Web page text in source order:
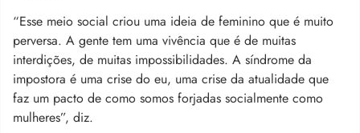
“Esse meio social criou uma ideia de feminino que é muito
perversa. A gente tem uma vivência que é de muitas
interdições, de muitas impossibilidades. A síndrome da
impostora é uma crise do eu, uma crise da atualidade que
faz um pacto de como somos forjadas socialmente como
mulheres”, diz.